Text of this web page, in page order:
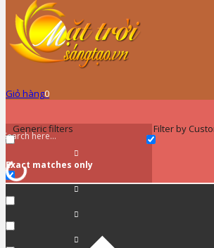
Giỏ hàng0
Generic filters
Exact matches only
Filter by